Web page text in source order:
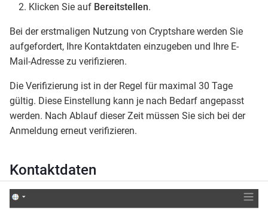
Klicken Sie auf Bereitstellen.
Bei der erstmaligen Nutzung von Cryptshare werden Sie
aufgefordert, Ihre Kontaktdaten einzugeben und Ihre E-
Mail-Adresse zu verifizieren.
Die Verifizierung ist in der Regel für maximal 30 Tage
gültig. Diese Einstellung kann je nach Bedarf angepasst
werden. Nach Ablauf dieser Zeit müssen Sie sich bei der
Anmeldung erneut verifizieren.
Kontaktdaten